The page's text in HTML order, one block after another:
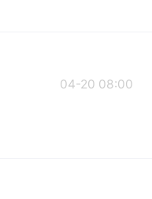
04-20 08:00